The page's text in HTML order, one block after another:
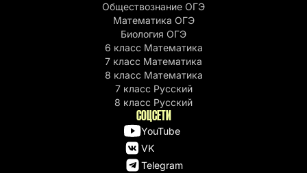
Обществознание ОГЭ
Математика ОГЭ
Биология ОГЭ
6 класс Математика
7 класс Математика
8 класс Математика
7 класс Русский
8 класс Русский
СОЦСЕТИ
YouTube
VK
Telegram